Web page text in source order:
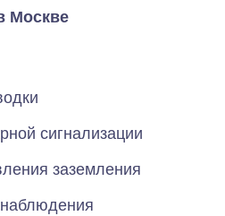
Москве
сигнализации
заземления